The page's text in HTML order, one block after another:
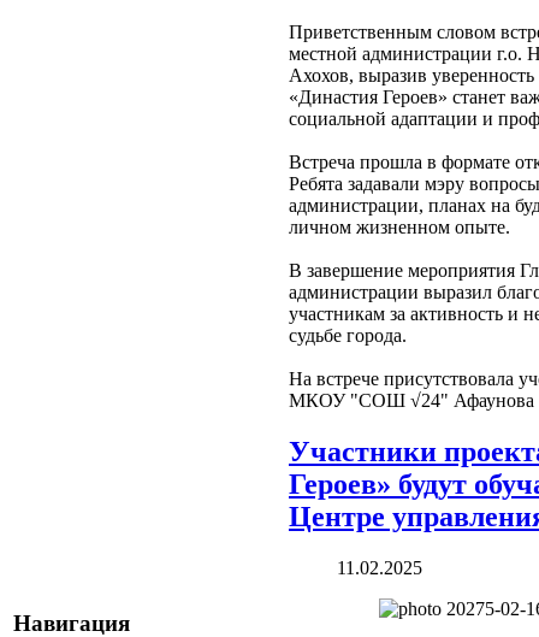
Навигация
Приветственным словом
местной администрации г.о.
Ахохов, выразив
«Династия Героев» станет
социальной адаптации и
Встреча прошла в формате
Ребята задавали мэру
администрации, планах на
личном жизненном опыте.
В завершение мероприятия
администрации выразил
участникам за активность и
судьбе города.
На встрече присутствовала
МКОУ "СОШ √24" Афаунова
Участники
Героев» будут
Центре
11.02.2025